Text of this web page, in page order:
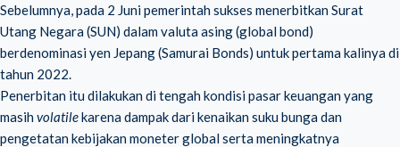
Sebelumnya, pada 2 Juni pemerintah sukses menerbitkan Surat
Utang Negara (SUN) dalam valuta asing (global bond)
berdenominasi yen Jepang (Samurai Bonds) untuk pertama kalinya di
tahun 2022.
Penerbitan itu dilakukan di tengah kondisi pasar keuangan yang
masihvolatilekarena dampak dari kenaikan suku bunga dan
pengetatan kebijakan moneter global serta meningkatnya